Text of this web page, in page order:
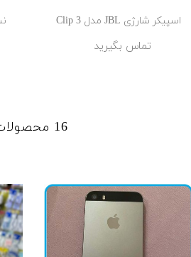
اسپیکر شارژی JBL مدل Clip 3
تماس بگیرید
16 محصولات مشابه در شاخه های مختلف: